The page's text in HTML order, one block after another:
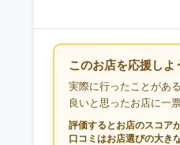
このお店を応援しよ
実際に行ったことがあ
良いと思ったお店に一
評価するとお店のスコア
口コミはお店選びの大き